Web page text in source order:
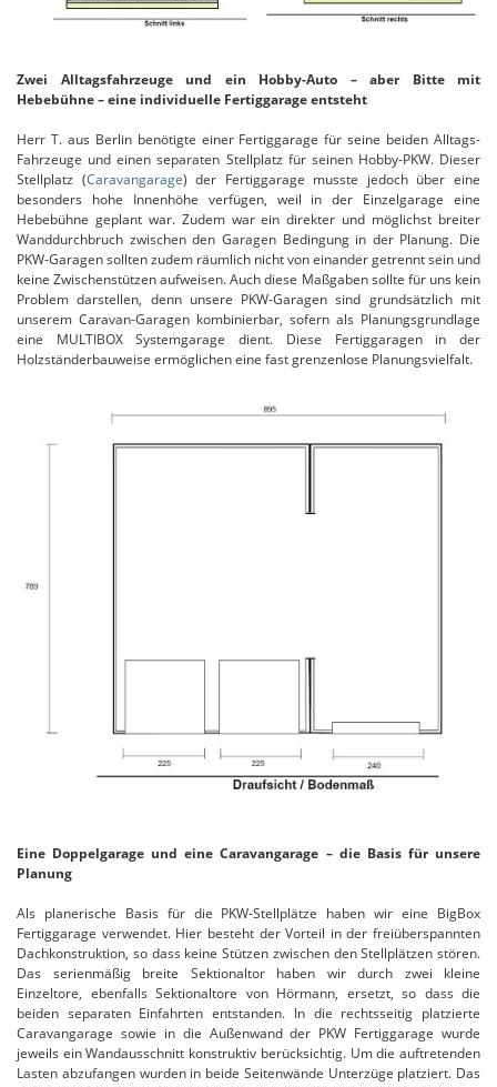
Zwei Alltagsfahrzeuge und ein Hobby-Auto – aber Bitte mit
Hebebühne – eine individuelle Fertiggarage entsteht
Herr T. aus Berlin benötigte einer Fertiggarage für seine beiden Alltags-
Fahrzeuge und einen separaten Stellplatz für seinen Hobby-PKW. Dieser
Stellplatz (Caravangarage) der Fertiggarage musste jedoch über eine
besonders hohe Innenhöhe verfügen, weil in der Einzelgarage eine
Hebebühne geplant war. Zudem war ein direkter und möglichst breiter
Wanddurchbruch zwischen den Garagen Bedingung in der Planung. Die
PKW-Garagen sollten zudem räumlich nicht von einander getrennt sein und
keine Zwischenstützen aufweisen. Auch diese Maßgaben sollte für uns kein
Problem darstellen, denn unsere PKW-Garagen sind grundsätzlich mit
unserem Caravan-Garagen kombinierbar, sofern als Planungsgrundlage
eine MULTIBOX Systemgarage dient. Diese Fertiggaragen in der
Holzständerbauweise ermöglichen eine fast grenzenlose Planungsvielfalt.
Eine Doppelgarage und eine Caravangarage – die Basis für unsere
Planung
Als planerische Basis für die PKW-Stellplätze haben wir eine BigBox
Fertiggarage verwendet. Hier besteht der Vorteil in der freiüberspannten
Dachkonstruktion, so dass keine Stützen zwischen den Stellplätzen stören.
Das serienmäßig breite Sektionaltor haben wir durch zwei kleine
Einzeltore, ebenfalls Sektionaltore von Hörmann, ersetzt, so dass die
beiden separaten Einfahrten entstanden. In die rechtsseitig platzierte
Caravangarage sowie in die Außenwand der PKW Fertiggarage wurde
jeweils ein Wandausschnitt konstruktiv berücksichtig. Um die auftretenden
Lasten abzufangen wurden in beide Seitenwände Unterzüge platziert. Das